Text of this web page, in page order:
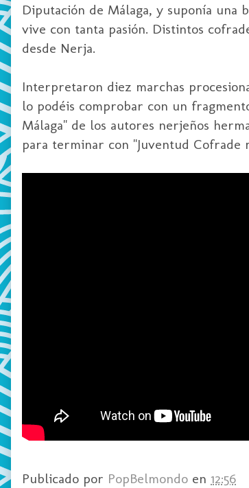
Diputación de Málaga, y suponía una
vive con tanta pasión. Distintos
desde Nerja.
Interpretaron diez marchas
lo podéis comprobar con un
Málaga" de los autores nerjeños
para terminar con "Juventud Cofrade
Publicado por PopBelmondo en 12:56